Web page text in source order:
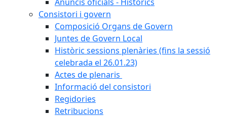
Consistori i govern
Composició Organs de Govern
Juntes de Govern Local
Històric sessions plenàries (fins la sessió
celebrada el 26.01.23)
Actes de plenaris
Informació del consistori
Regidories
Retribucions